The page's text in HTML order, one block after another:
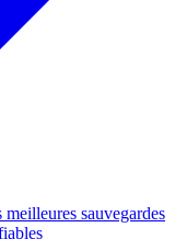
meilleures sauvegardes